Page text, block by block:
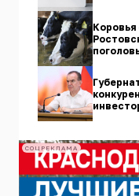
СОЦРЕКЛАМА